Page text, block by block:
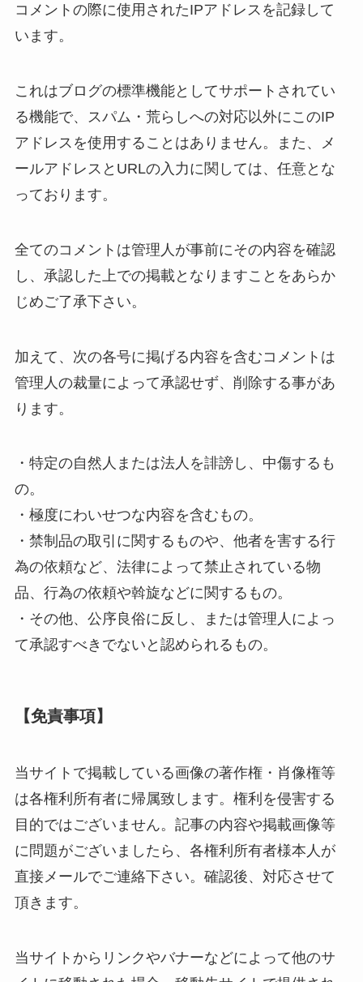
コメントの際に使用されたIPアドレスを記録して
います。
これはブログの標準機能としてサポートされてい
る機能で、スパム・荒らしへの対応以外にこのIP
アドレスを使用することはありません。また、メ
ールアドレスとURLの入力に関しては、任意とな
っております。
全てのコメントは管理人が事前にその内容を確認
し、承認した上での掲載となりますことをあらか
じめご了承下さい。
加えて、次の各号に掲げる内容を含むコメントは
管理人の裁量によって承認せず、削除する事があ
ります。
・特定の自然人または法人を誹謗し、中傷するも
の。
・極度にわいせつな内容を含むもの。
・禁制品の取引に関するものや、他者を害する行
為の依頼など、法律によって禁止されている物
品、行為の依頼や斡旋などに関するもの。
・その他、公序良俗に反し、または管理人によっ
て承認すべきでないと認められるもの。
【免責事項】
当サイトで掲載している画像の著作権・肖像権等
は各権利所有者に帰属致します。権利を侵害する
目的ではございません。記事の内容や掲載画像等
に問題がございましたら、各権利所有者様本人が
直接メールでご連絡下さい。確認後、対応させて
頂きます。
当サイトからリンクやバナーなどによって他のサ